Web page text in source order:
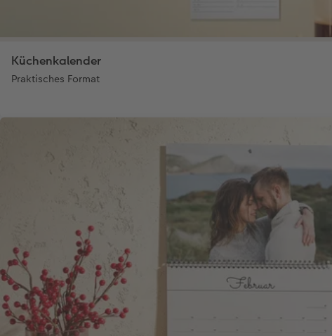
Küchenkalender
Praktisches Format